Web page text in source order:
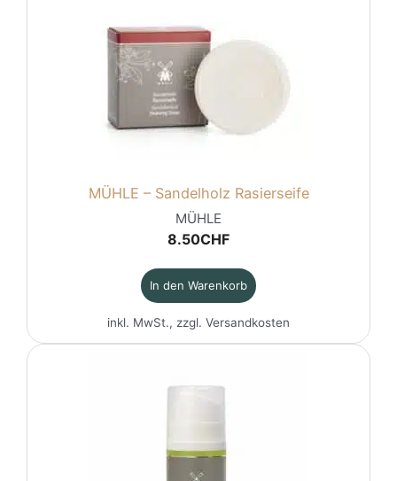
MÜHLE – Sandelholz Rasierseife
MÜHLE
8.50CHF
In den Warenkorb
inkl. MwSt., zzgl. Versandkosten